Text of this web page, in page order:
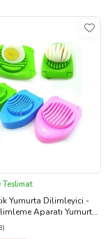
Teslimat
Yumurta Dilimleyici -
Aparatı Yumurta